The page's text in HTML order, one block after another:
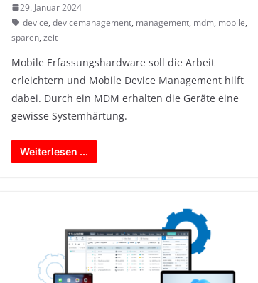
29. Januar 2024
device, devicemanagement, management, mdm, mobile,
sparen, zeit
Mobile Erfassungshardware soll die Arbeit
erleichtern und Mobile Device Management hilft
dabei. Durch ein MDM erhalten die Geräte eine
gewisse Systemhärtung.
Weiterlesen ...